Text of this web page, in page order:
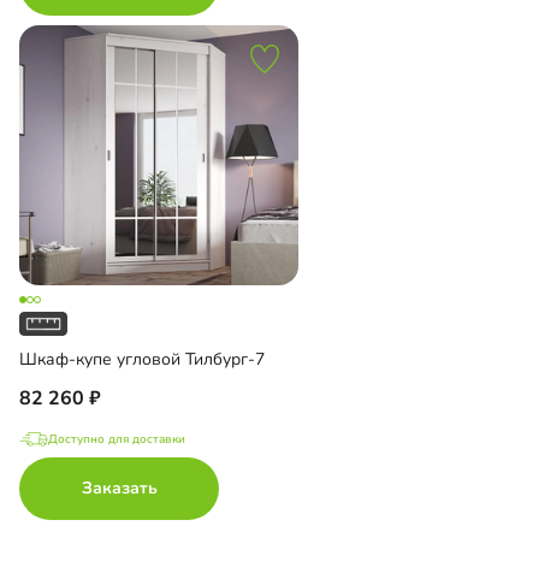
Шкаф-купе угловой Тилбург-7
82 260
Доступно для доставки
Заказать